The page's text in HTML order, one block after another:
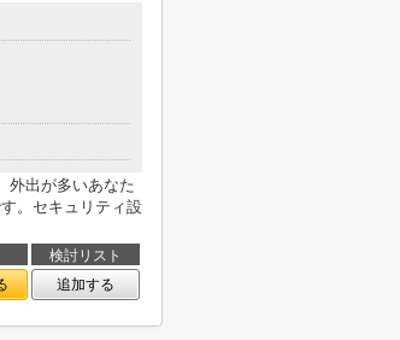
外出が多いあなた
。セキュリティ設
検討リスト
追加する